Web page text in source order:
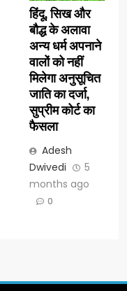
हिंदू, सिख और
बौद्ध के अलावा
अन्य धर्म अपनाने
वालों को नहीं
मिलेगा अनुसूचित
जाति का दर्जा,
सुप्रीम कोर्ट का
फैसला
Adesh
Dwivedi
5
months ago
0